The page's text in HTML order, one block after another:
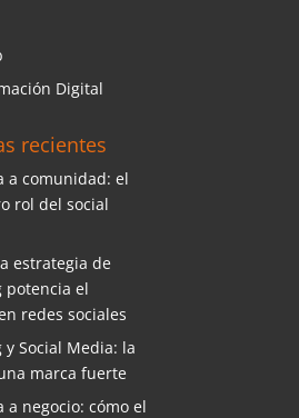
Digital
recientes
a comunidad: el
rol del social
estrategia de
potencia el
redes sociales
y Social Media: la
marca fuerte
a negocio: cómo el